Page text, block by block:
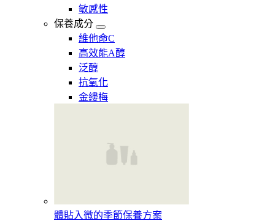
敏感性
保養成分
維他命C
高效能A醇
泛醇
抗氧化
金縷梅
體貼入微的季節保養方案